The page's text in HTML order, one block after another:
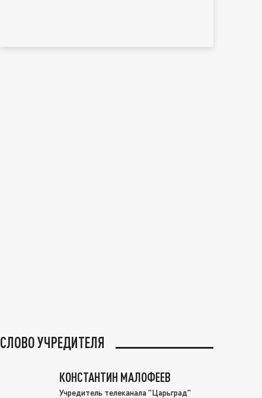
СЛОВО УЧРЕДИТЕЛЯ
КОНСТАНТИН МАЛОФЕЕВ
Учредитель телеканала "Царьград"